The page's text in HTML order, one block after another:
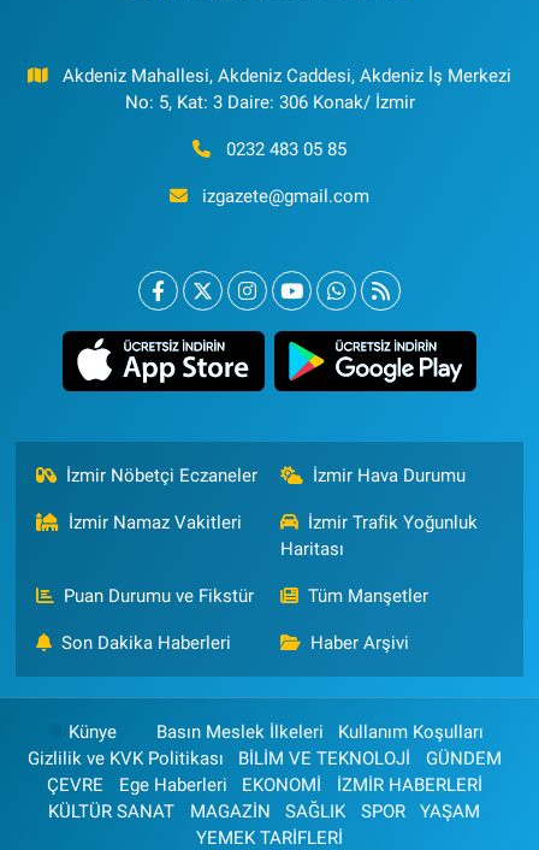
Akdeniz Mahallesi, Akdeniz Caddesi, Akdeniz İş Merkezi
No: 5, Kat: 3 Daire: 306 Konak/ İzmir
0232 483 05 85
izgazete@gmail.com
İzmir Nöbetçi Eczaneler İzmir Hava Durumu
İzmir Namaz Vakitleri
İzmir Trafik Yoğunluk
Haritası
Puan Durumu ve Fikstür Tüm Manşetler
Son Dakika Haberleri Haber Arşivi
Künye Basın Meslek İlkeleri
Kullanım Koşulları
Gizlilik ve KVK Politikası
BİLİM VE TEKNOLOJİ
GÜNDEM
ÇEVRE
Ege Haberleri EKONOMİ
İZMİR HABERLERİ
KÜLTÜR SANAT
MAGAZİN SAĞLIK SPOR
YAŞAM
YEMEK TARİFLERİ